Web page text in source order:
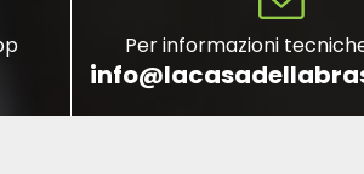
Per informazioni